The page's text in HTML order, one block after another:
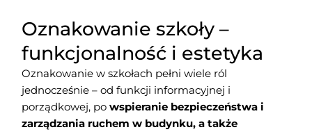
Oznakowanie szkoły –
funkcjonalność i estetyka
Oznakowanie w szkołach pełni wiele ról
jednocześnie – od funkcji informacyjnej i
porządkowej, po wspieranie bezpieczeństwa i
zarządzania ruchem w budynku, a także